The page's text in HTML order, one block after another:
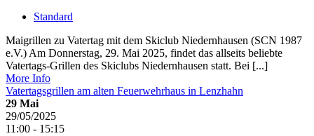
Standard
Maigrillen zu Vatertag mit dem Skiclub Niedernhausen (SCN 1987
e.V.) Am Donnerstag, 29. Mai 2025, findet das allseits beliebte
Vatertags-Grillen des Skiclubs Niedernhausen statt. Bei [...]
More Info
Vatertagsgrillen am alten Feuerwehrhaus in Lenzhahn
29 Mai
29/05/2025
11:00 - 15:15